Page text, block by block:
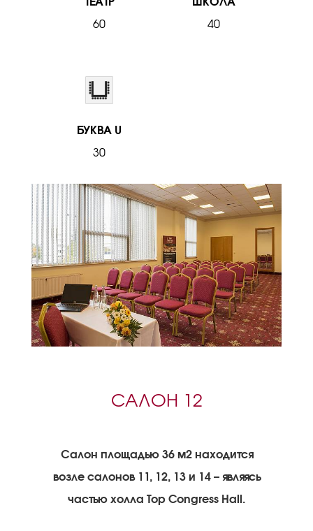
60 40
БУКВА U
30
САЛОН 12
Салон площадью 36 м2 находится
возле салонов 11, 12, 13 и 14 – являясь
частью холла Top Congress Hall.